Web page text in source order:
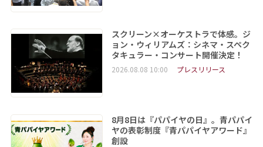
スクリーン×オーケストラで体感。ジ
ョン・ウィリアムズ：シネマ・スペク
タキュラー・コンサート開催決定！
2026.08.08 10:00 プレスリリース
8月8日は『パパイヤの日』。青パパイ
ヤの表彰制度『青パパイヤアワード』
創設